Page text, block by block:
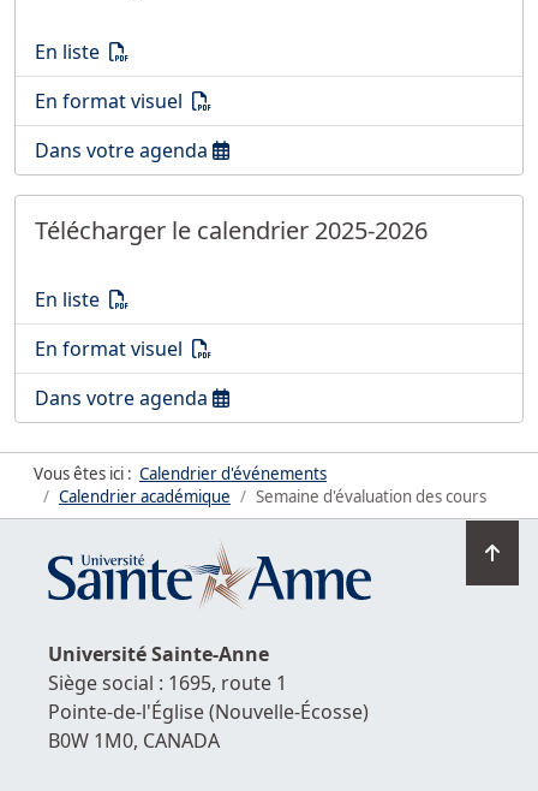
Télécharger le calendrier 2026-2027
En liste (PDF)
Télécharger le calendrier 2026-2027
En format visuel (PDF)
Ouvrir le calendrier 2026-2027
Dans votre agenda
Télécharger le calendrier 2025-2026
Télécharger le calendrier 2025-2026
En liste (PDF)
Télécharger le calendrier 2025-2026
En format visuel (PDF)
Télécharger le calendrier 2025-2026
Dans votre agenda
Vous êtes ici : Calendrier d'événements
Calendrier académique
Semaine d'évaluation des cours
en
UniversitéSainte-Anne
Siège social : 1695, route 1
Pointe-de-l'Église(Nouvelle-Écosse)
B0W 1M0, CANADA